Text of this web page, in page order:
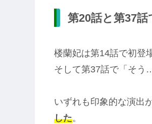
第20話と第37
楼蘭妃は第14話で初登
そして第37話で「そう
いずれも印象的な演出
した。